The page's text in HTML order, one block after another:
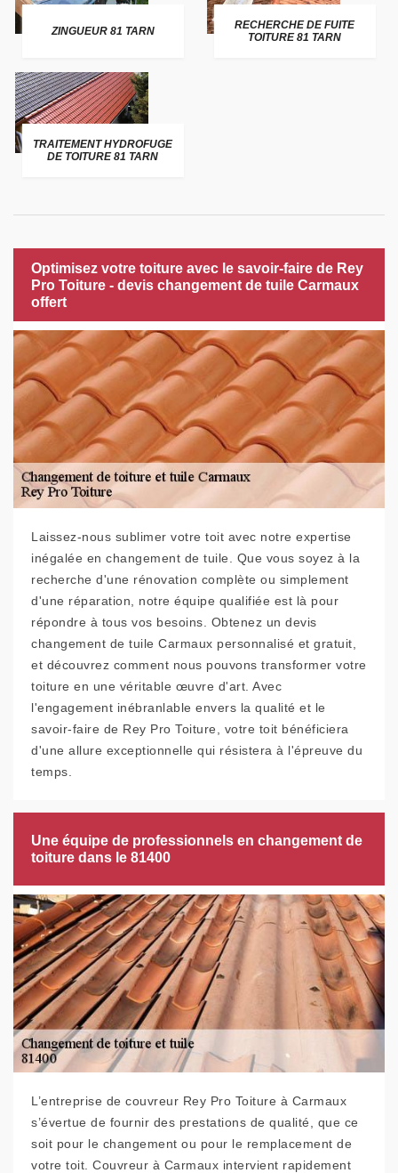
ZINGUEUR 81 TARN
RECHERCHE DE FUITE
TOITURE 81 TARN
TRAITEMENT HYDROFUGE
DE TOITURE 81 TARN
Optimisez votre toiture avec le savoir-faire de Rey
Pro Toiture - devis changement de tuile Carmaux
offert
Laissez-nous sublimer votre toit avec notre expertise
inégalée en changement de tuile. Que vous soyez à la
recherche d'une rénovation complète ou simplement
d'une réparation, notre équipe qualifiée est là pour
répondre à tous vos besoins. Obtenez un devis
changement de tuile Carmaux personnalisé et gratuit,
et découvrez comment nous pouvons transformer votre
toiture en une véritable œuvre d'art. Avec
l'engagement inébranlable envers la qualité et le
savoir-faire de Rey Pro Toiture, votre toit bénéficiera
d'une allure exceptionnelle qui résistera à l'épreuve du
temps.
Une équipe de professionnels en changement de
toiture dans le 81400
L’entreprise de couvreur Rey Pro Toiture à Carmaux
s’évertue de fournir des prestations de qualité, que ce
soit pour le changement ou pour le remplacement de
votre toit. Couvreur à Carmaux intervient rapidement